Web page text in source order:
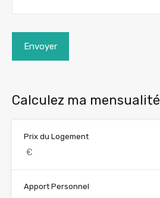
Envoyer
Calculez ma mensualité
Prix du Logement
Apport Personnel